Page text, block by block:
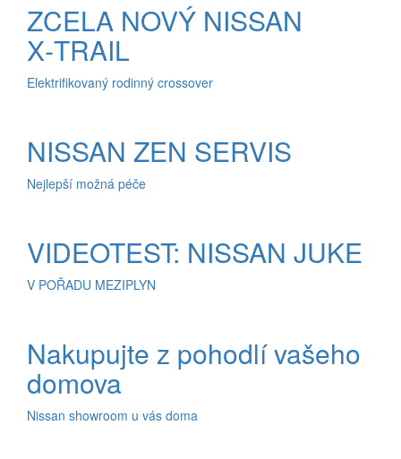
ZCELA NOVÝ NISSAN
X‑TRAIL
Elektrifikovaný rodinný crossover
NISSAN ZEN SERVIS
Nejlepší možná péče
VIDEOTEST: NISSAN JUKE
V POŘADU MEZIPLYN
Nakupujte z pohodlí vašeho
domova
Nissan showroom u vás doma